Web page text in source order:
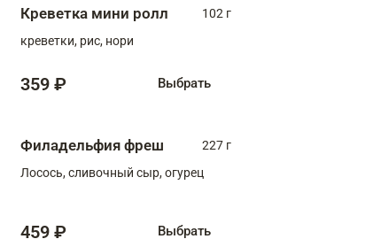
Креветка мини ролл
102 г
креветки, рис, нори
359 ₽ Выбрать
Филадельфия фреш
227 г
Лосось, сливочный сыр, огурец
459 ₽ Выбрать